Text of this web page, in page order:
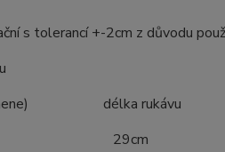
s tolerancí +-2cm z důvodu
délka rukávu